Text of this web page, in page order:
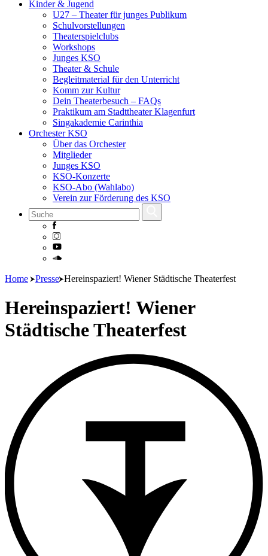
Kinder & Jugend
U27 – Theater für junges Publikum
Schulvorstellungen
Theaterspielclubs
Workshops
Junges KSO
Theater & Schule
Begleitmaterial für den Unterricht
Komm zur Kultur
Dein Theaterbesuch – FAQs
Praktikum am Stadttheater Klagenfurt
Singakademie Carinthia
Orchester KSO
Über das Orchester
Mitglieder
Junges KSO
KSO-Konzerte
KSO-Abo (Wahlabo)
Verein zur Förderung des KSO
Skip
content
Home Presse Hereinspaziert! Wiener Städtische Theaterfest
Hereinspaziert! Wiener
Städtische Theaterfest